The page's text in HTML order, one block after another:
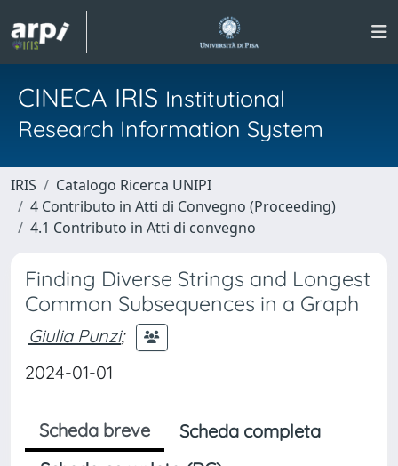
CINECA IRIS Institutional
Research Information System
IRIS
Catalogo Ricerca UNIPI
4 Contributo in Atti di Convegno (Proceeding)
4.1 Contributo in Atti di convegno
Finding Diverse Strings and Longest
Common Subsequences in a Graph
Giulia Punzi;
2024-01-01
Scheda breve
Scheda completa